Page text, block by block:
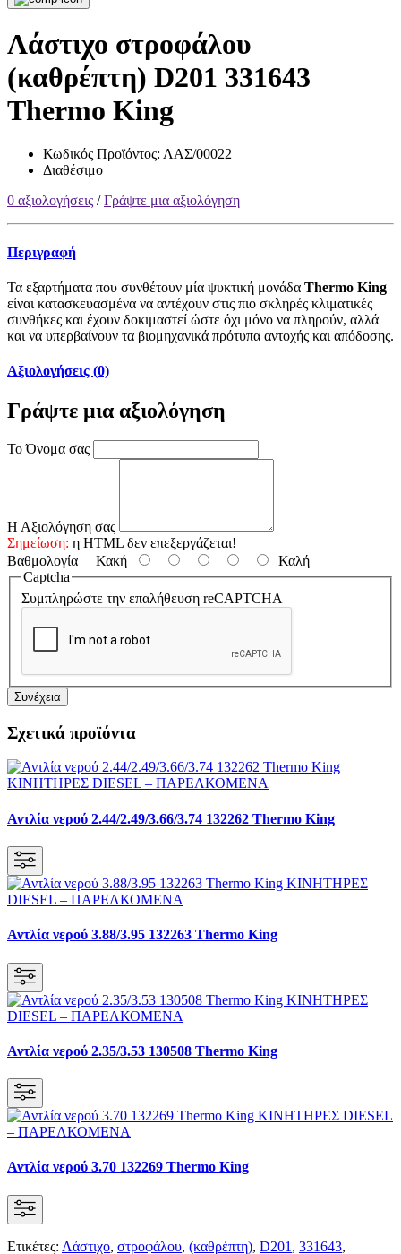
Λάστιχο στροφάλου
(καθρέπτη) D201 331643
Thermo King
Κωδικός Προϊόντος: ΛΑΣ/00022
Διαθέσιμο
0 αξιολογήσεις /Γράψτε μια αξιολόγηση
Περιγραφή
Τα εξαρτήματα που συνθέτουν μία ψυκτική μονάδα Thermo King
είναι κατασκευασμένα να αντέχουν στις πιο σκληρές κλιματικές
συνθήκες και έχουν δοκιμαστεί ώστε όχι μόνο να πληρούν, αλλά
και να υπερβαίνουν τα βιομηχανικά πρότυπα αντοχής και απόδοσης.
Αξιολογήσεις (0)
Γράψτε μια αξιολόγηση
Το Όνομα σας
Η Αξιολόγηση σας
Σημείωση: η HTML δεν επεξεργάζεται!
Βαθμολογία Κακή
Καλή
Captcha
Συμπληρώστε την επαλήθευση reCAPTCHA
Συνέχεια
Σχετικά προϊόντα
Αντλία νερού 2.44/2.49/3.66/3.74 132262 Thermo King
Αντλία νερού 3.88/3.95 132263 Thermo King
Αντλία νερού 2.35/3.53 130508 Thermo King
Αντλία νερού 3.70 132269 Thermo King
Ετικέτες: Λάστιχο, στροφάλου, (καθρέπτη), D201 , 331643,